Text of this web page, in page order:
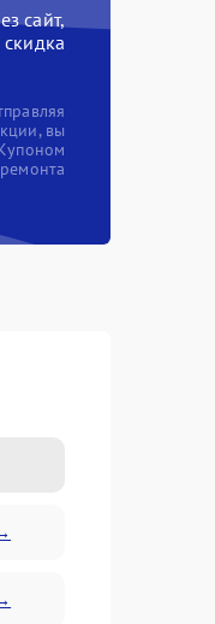
сайт,
вы